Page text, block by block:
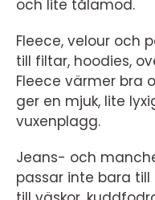
och lite tålamod.
Fleece, velour och
till filtar, hoodies,
Fleece värmer bra
ger en mjuk, lite
vuxenplagg.
Jeans- och
passar inte bara till